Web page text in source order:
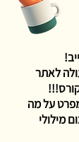
לאתר
על מה
מילולי